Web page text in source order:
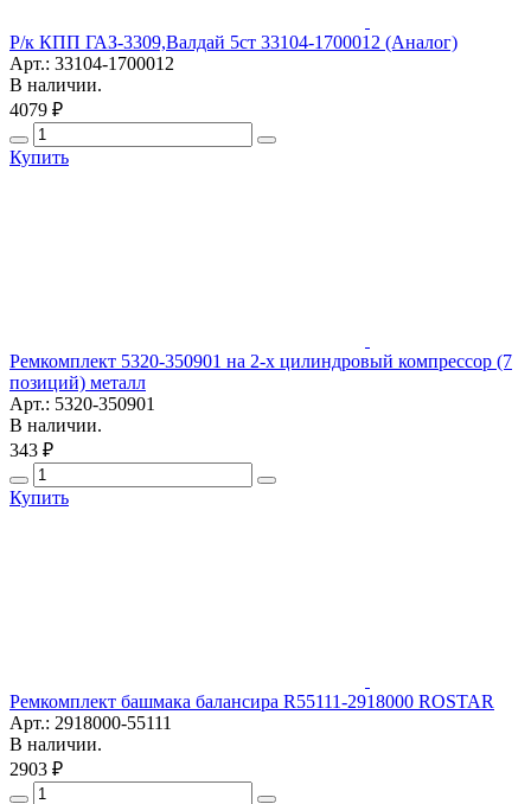
Р/к КПП ГАЗ-3309,Валдай 5ст 33104-1700012 (Аналог)
Арт.: 33104-1700012
В наличии.
4079 ₽
Купить
Ремкомплект 5320-350901 на 2-х цилиндровый компрессор (7
позиций) металл
Арт.: 5320-350901
В наличии.
343 ₽
Купить
Ремкомплект башмака балансира R55111-2918000 ROSTAR
Арт.: 2918000-55111
В наличии.
2903 ₽